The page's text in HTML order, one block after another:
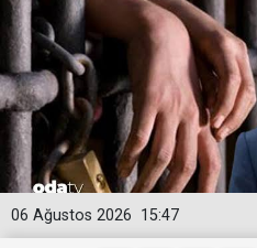
15:47
06 Ağustos 2026